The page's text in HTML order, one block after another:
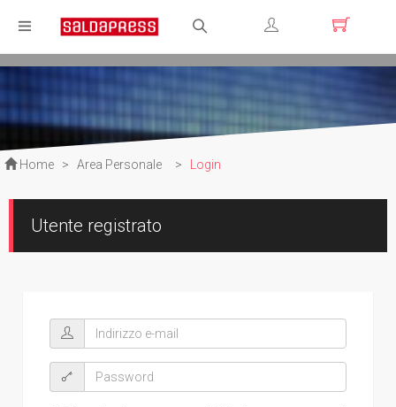
Registrati
Home > Area Personale > Login
Utente registrato